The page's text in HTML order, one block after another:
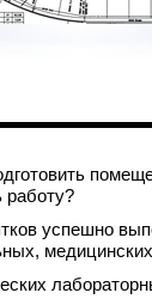
работу?
успешно